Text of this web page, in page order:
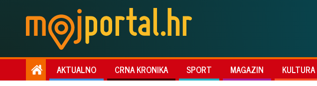
AKTUALNO CRNA KRONIKA SPORT MAGAZIN KULTURA